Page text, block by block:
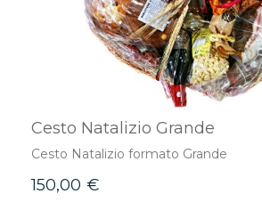
Cesto Natalizio Grande
Cesto Natalizio formato Grande
150,00 €